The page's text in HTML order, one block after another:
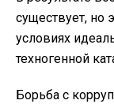
существует, но
условиях
техногенной
Борьба с